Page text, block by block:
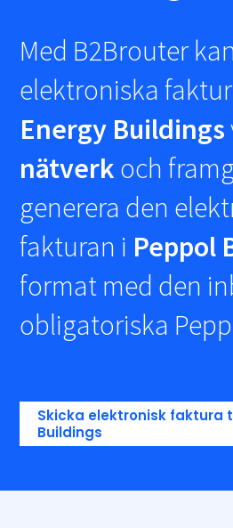
Med B2Brouter
elektroniska
Energy Buildings
nätverk och
generera den
fakturan i Peppol
format med den
obligatoriska
Skicka elektronisk faktura
Buildings